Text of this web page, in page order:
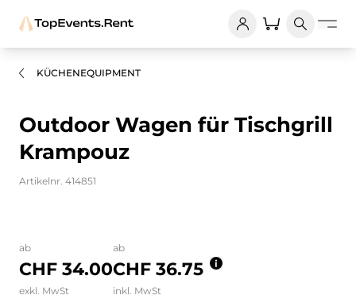
KÜCHENEQUIPMENT
Outdoor Wagen für Tischgrill
Krampouz
Artikelnr. 414851
ab
CHF 34.00
exkl. MwSt
ab
CHF 36.75
inkl. MwSt